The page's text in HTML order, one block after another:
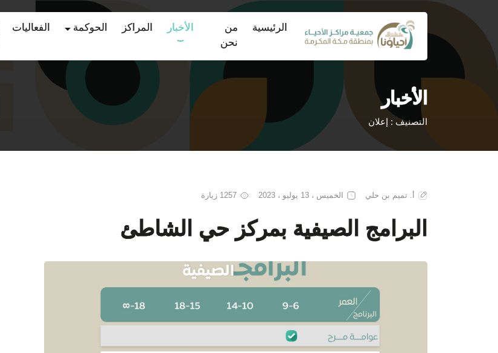
الرئيسية
(current)
من
نحن
الأخبار المراكز الحوكمة الفعاليات
الأخبار
التصنيف : إعلان
أ. تميم بن حلي الخميس ، 13 يوليو ، 2023 1257 زيارة
البرامج الصيفية بمركز حي الشاطئ